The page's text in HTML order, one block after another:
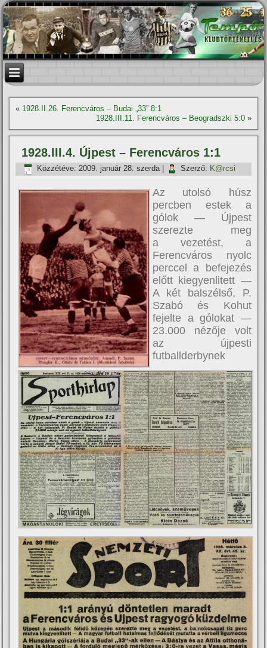
« 1928.II.26. Ferencváros – Budai „33” 8:1
1928.III.11. Ferencváros – Beogradszki 5:0»
1928.III.4. Újpest – Ferencváros 1:1
Közzétéve: 2009. január 28. szerda| Szerző: K@rcsi
Az utolsó húsz
percben estek a
gólok — Újpest
szerezte meg
a vezetést, a
Ferencváros nyolc
perccel a befejezés
előtt kiegyenlitett —
A két balszélső, P.
Szabó és Kohut
fejelte a gólokat —
23.000 nézője volt
az újpesti
futballderbynek